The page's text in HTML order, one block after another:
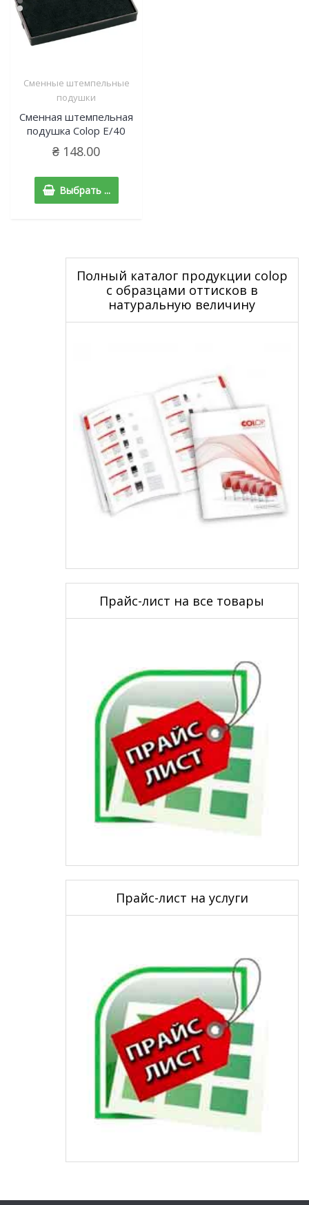
Cменные штемпельные
подушки
Сменная штемпельная
подушка Colop E/40
₴ 148.00
Выбрать ...
Полный каталог продукции colop
с образцами оттисков в
натуральную величину
Прайс-лист на все товары
Прайс-лист на услуги